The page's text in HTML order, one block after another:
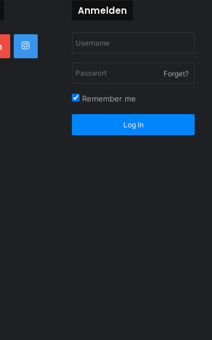
Anmelden
Forget?
Remember me
Log In